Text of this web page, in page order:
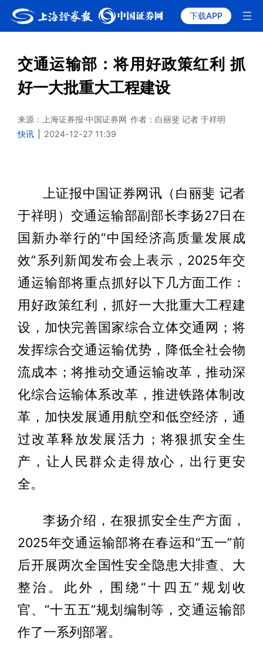
下载APP
交通运输部：将用好政策红利 抓
好一大批重大工程建设
来源：上海证券报·中国证券网 作者：白丽斐 记者 于祥明
快讯
2024-12-27 11:39
上证报中国证券网讯（白丽斐 记者
于祥明）交通运输部副部长李扬27日在
国新办举行的“中国经济高质量发展成
效”系列新闻发布会上表示，2025年交
通运输部将重点抓好以下几方面工作：
用好政策红利，抓好一大批重大工程建
设，加快完善国家综合立体交通网；将
发挥综合交通运输优势，降低全社会物
流成本；将推动交通运输改革，推动深
化综合运输体系改革，推进铁路体制改
革，加快发展通用航空和低空经济，通
过改革释放发展活力；将狠抓安全生
产，让人民群众走得放心，出行更安
全。
李扬介绍，在狠抓安全生产方面，
2025年交通运输部将在春运和“五一”前
后开展两次全国性安全隐患大排查、大
整治。此外，围绕“十四五”规划收
官、“十五五”规划编制等，交通运输部
作了一系列部署。